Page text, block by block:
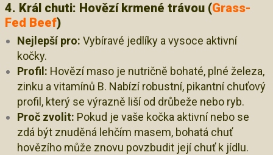
4. Král chuti: Hovězí krmené trávou (Grass-
Fed Beef)
Nejlepší pro: Vybíravé jedlíky a vysoce aktivní
kočky.
Profil: Hovězí maso je nutričně bohaté, plné železa,
zinku a vitamínů B. Nabízí robustní, pikantní chuťový
profil, který se výrazně liší od drůbeže nebo ryb.
Proč zvolit: Pokud je vaše kočka aktivní nebo se
zdá být znuděná lehčím masem, bohatá chuť
hovězího může znovu povzbudit její chuť k jídlu.